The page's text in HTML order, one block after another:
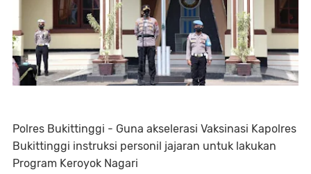
Polres Bukittinggi - Guna akselerasi Vaksinasi Kapolres
Bukittinggi instruksi personil jajaran untuk lakukan
Program Keroyok Nagari